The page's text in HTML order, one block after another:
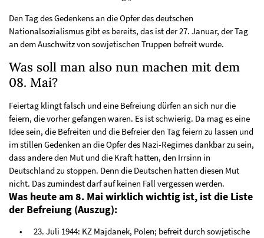
Den Tag des Gedenkens an die Opfer des deutschen
Nationalsozialismus gibt es bereits, das ist der 27. Januar, der Tag
an dem Auschwitz von sowjetischen Truppen befreit wurde.
Was soll man also nun machen mit dem
08. Mai?
Feiertag klingt falsch und eine Befreiung dürfen an sich nur die
feiern, die vorher gefangen waren. Es ist schwierig. Da mag es eine
Idee sein, die Befreiten und die Befreier den Tag feiern zu lassen und
im stillen Gedenken an die Opfer des Nazi-Regimes dankbar zu sein,
dass andere den Mut und die Kraft hatten, den Irrsinn in
Deutschland zu stoppen. Denn die Deutschen hatten diesen Mut
nicht. Das zumindest darf auf keinen Fall vergessen werden.
Was heute am 8. Mai wirklich wichtig ist, ist die Liste
der Befreiung (Auszug):
23. Juli 1944: KZ Majdanek, Polen; befreit durch sowjetische